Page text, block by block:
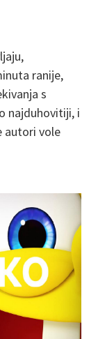
ranije,
s
najduhovitiji, i
autori vole